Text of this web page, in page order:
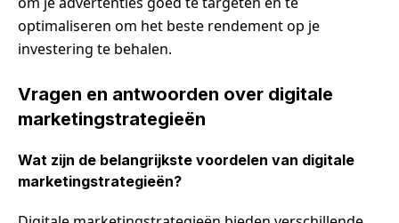
optimaliseren om het beste rendement op je
investering te behalen.
Vragen en antwoorden over digitale
marketingstrategieën
Wat zijn de belangrijkste voordelen van digitale
marketingstrategieën?